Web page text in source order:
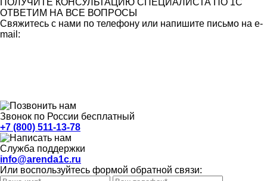
ПОЛУЧИТЕ КОНСУЛЬТАЦИЮ СПЕЦИАЛИСТА ПО 1С
ОТВЕТИМ НА ВСЕ ВОПРОСЫ
Свяжитесь с нами по телефону или напишите письмо на e-
mail:
Звонок по России бесплатный
+7 (800) 511-13-78
Служба поддержки
info@arenda1c.ru
Или воспользуйтесь формой обратной связи: